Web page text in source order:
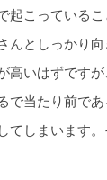
起こっている
んとしっかり
高いはずです
で当たり前で
てしまいます。